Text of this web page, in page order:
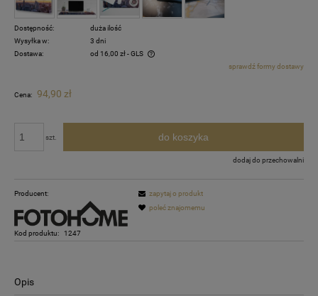
Dostępność:
duża ilość
Wysyłka w:
3 dni
Dostawa:
od 16,00 zł- GLS
Cena nie zawiera ewentualnych kosztów płatnościsprawdź formy dostawy
Cena: 94,90 zł
szt. do koszyka
dodaj do przechowalni
Producent:
Kod produktu: 1247
zapytaj o produkt
poleć znajomemu
Opis